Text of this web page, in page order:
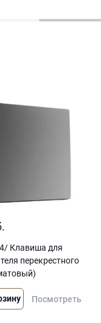
Клавиша для
перекрестного
Посмотреть